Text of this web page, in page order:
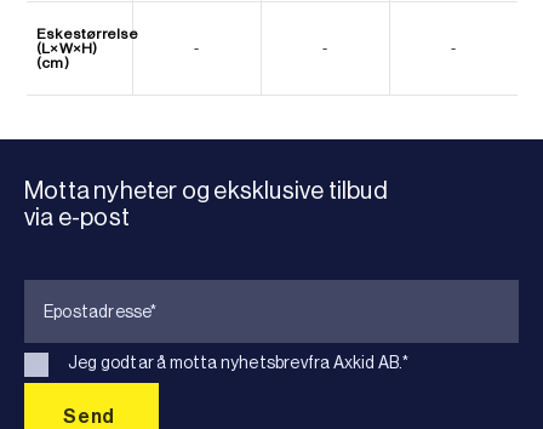
Eskestørrelse
(L×W×H)
(cm)
- - -
Motta nyheter og eksklusive tilbud
via e-post
Jeg godtar å motta nyhetsbrevfra Axkid AB.*